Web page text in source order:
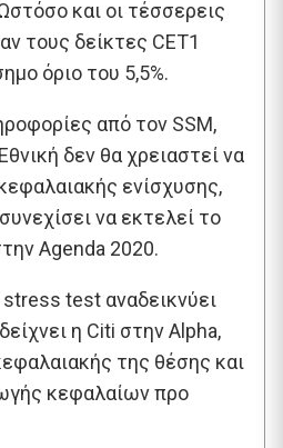
και οι τέσσερεις
τους δείκτες CET1
όριο του 5,5%.
από τον SSM,
δεν θα χρειαστεί να
ενίσχυσης,
να εκτελεί το
Agenda 2020.
test αναδεικνύει
η Citi στην Alpha,
της θέσης και
κεφαλαίων προ